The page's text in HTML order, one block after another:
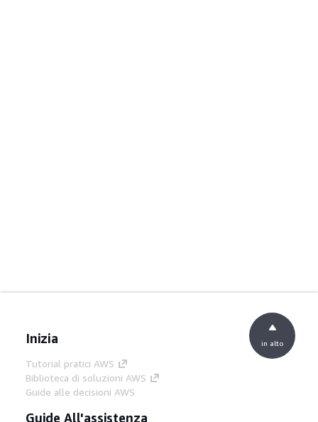
Inizia
Tutorial pratici AWS
Biblioteca di soluzioni AWS
Guide alle decisioni AWS
Guide All'assistenza
in alto